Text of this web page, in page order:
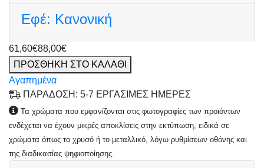
Εφέ: Κανονική
61,60€88,00€
ΠΡΟΣΘΗΚΗ ΣΤΟ ΚΑΛΑΘΙ
Αγαπημένα
ΠΑΡΑΔΟΣΗ: 5-7 ΕΡΓΑΣΙΜΕΣ ΗΜΕΡΕΣ
Τα χρώματα που εμφανίζονται στις φωτογραφίες των προϊόντων
ενδέχεται να έχουν μικρές αποκλίσεις στην εκτύπωση, ειδικά σε
χρώματα όπως το χρυσό ή το μεταλλικό, λόγω ρυθμίσεων οθόνης και
της διαδικασίας ψηφιοποίησης.